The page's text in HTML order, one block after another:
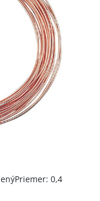
0,4